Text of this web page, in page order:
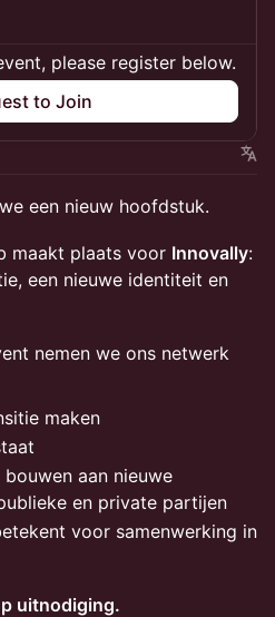
please register below.
to Join
een nieuw hoofdstuk.
maakt plaats voor Innovally:
een nieuwe identiteit en
nemen we ons netwerk
maken
aan nieuwe
en private partijen
voor samenwerking in
uitnodiging.